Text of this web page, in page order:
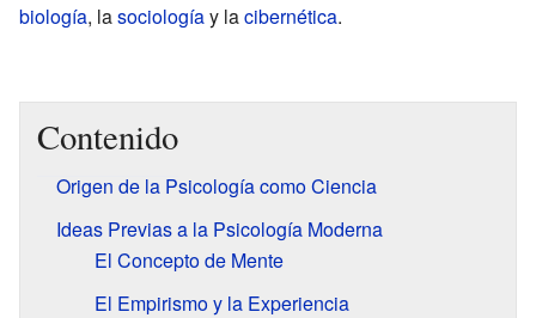
biología, lasociologíay lacibernética.
Contenido
Origen de la Psicología como Ciencia
Ideas Previas a la Psicología Moderna
El Concepto de Mente
El Empirismo y la Experiencia